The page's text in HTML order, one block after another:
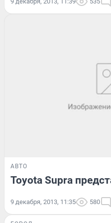
АВТО
Toyota Supra
9 декабря, 2013, 11:35 580